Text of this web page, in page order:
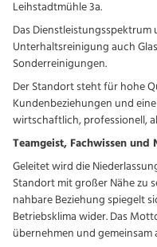
Leihstadtmühle 3a.
Das Dienstleistungsspektrum
Unterhaltsreinigung auch
Sonderreinigungen.
Der Standort steht für hohe
Kundenbeziehungen und
wirtschaftlich, professionell,
Teamgeist, Fachwissen
Geleitet wird die
Standort mit großer Nähe zu
nahbare Beziehung spiegelt
Betriebsklima wider. Das
übernehmen und gemeinsam